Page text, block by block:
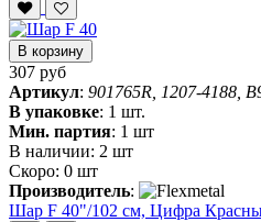
В корзину
307 руб
Артикул: 901765R, 1207-4188,
В упаковке: 1 шт.
Мин. партия: 1 шт
В наличии: 2 шт
Скоро: 0 шт
Производитель:
Шар F 40"/102 см, Цифра